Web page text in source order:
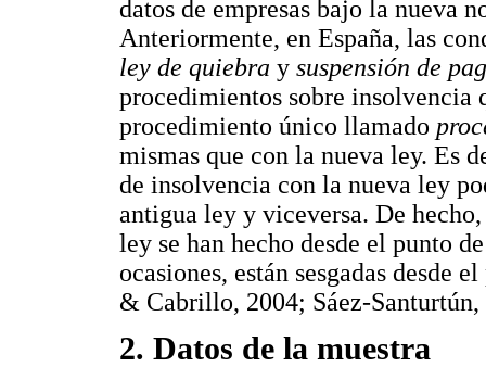
datos de empresas bajo la nueva
Anteriormente, en España, las
ley de quiebra y suspensión de
procedimientos sobre insolvencia
procedimiento único llamado
mismas que con la nueva ley. Es
de insolvencia con la nueva ley
antigua ley y viceversa. De
ley se han hecho desde el punto
ocasiones, están sesgadas desde
& Cabrillo, 2004; Sáez-Santurtún,
2. Datos de la muestra